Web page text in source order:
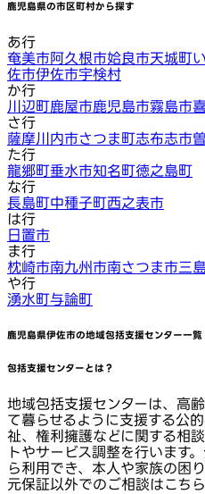
鹿児島県の市区町村から探す
あ行
奄美市阿久根市姶良市天城町
佐市伊佐市宇検村
か行
川辺町鹿屋市鹿児島市霧島市
さ行
薩摩川内市さつま町志布志市
た行
龍郷町垂水市知名町徳之島町
な行
長島町中種子町西之表市
は行
日置市
ま行
枕崎市南九州市南さつま市三
や行
湧水町与論町
鹿児島県伊佐市の地域包括支援センター一覧
包括支援センターとは？
地域包括支援センターは、高
て暮らせるように支援する公
祉、権利擁護などに関する相
トやサービス調整を行います
ら利用でき、本人や家族の困
元保証以外でのご相談はこち